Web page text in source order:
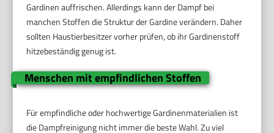
Gardinen auffrischen. Allerdings kann der Dampf bei
manchen Stoffen die Struktur der Gardine verändern. Daher
sollten Haustierbesitzer vorher prüfen, ob ihr Gardinenstoff
hitzebeständig genug ist.
Menschen mit empfindlichen Stoffen
Für empfindliche oder hochwertige Gardinenmaterialien ist
die Dampfreinigung nicht immer die beste Wahl. Zu viel